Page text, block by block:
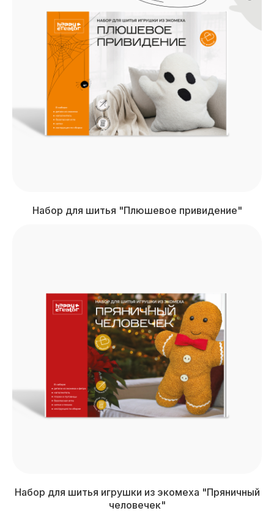
Набор для шитья "Плюшевое привидение"
Набор для шитья игрушки из экомеха "Пряничный
человечек"